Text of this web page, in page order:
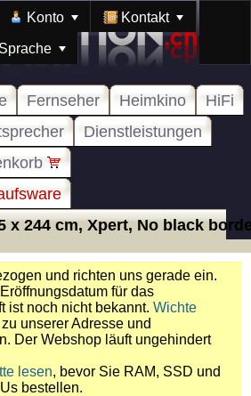
Konto Kontakt
Sprache
Fernseher Heimkino
HiFi
Dienstleistungen
x 244 cm, Xpert, No black
und richten uns gerade ein.
für das
ist noch nicht bekannt. Wichte
zu unserer Adresse und
Der Webshop läuft ungehindert
lesen, bevor Sie RAM, SSD und
bestellen.